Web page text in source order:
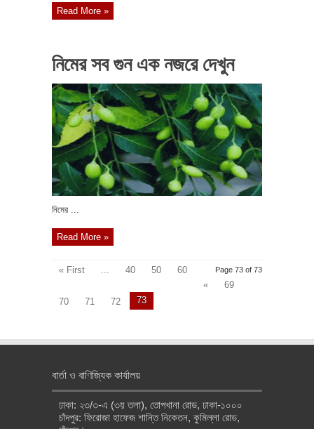
Read More »
নিমের সব গুন এক নজরে দেখুন
নিমের ...
Read More »
Page 73 of 73
« First 40 50
60
«
69
70
71 72 73
বার্তা ও বাণিজ্যিক কার্যালয়
ঢাকা: ২৩/৩-এ (৩য় তলা), তোপখানা রোড, ঢাকা-১০০০
চাঁদপুর: ফিরোজা হাফেজ শান্তি নিকেতন, কুমিল্লা রোড,